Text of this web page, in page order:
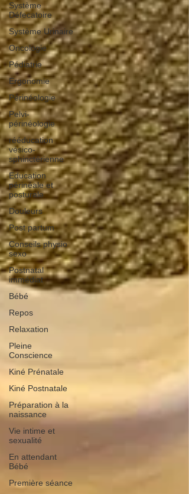
Système
Défecatoire
Système Urinaire
Oncologie
Pédiatrie
Ergonomie
Périnéologie
Pelvi-
périnéologie
rééducation
vésico-
sphinctérienne
Education
périnéale et
posturale
Douleurs
Post partum
Conseils physio
sexo
Postnatal
immédiat
Bébé
Repos
Relaxation
Pleine
Conscience
Kiné Prénatale
Kiné Postnatale
Préparation à la
naissance
Vie intime et
sexualité
En attendant
Bébé
Première séance